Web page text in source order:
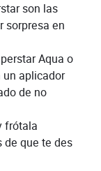
son las
sorpresa en
Aqua o
un aplicador
de no
frótala
de que te des